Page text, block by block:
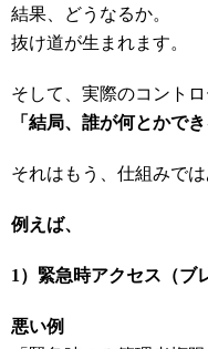
結果、どうなるか。
抜け道が生まれます。
そして、実際のコント
「結局、誰が何とかでき
それはもう、仕組みでは
例えば、
1 ）緊急時アクセス（ブ
悪い例